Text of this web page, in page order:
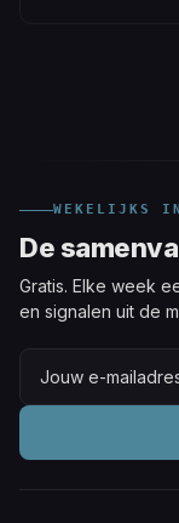
WEKELIJKS
De
Gratis. Elke week
en signalen uit de